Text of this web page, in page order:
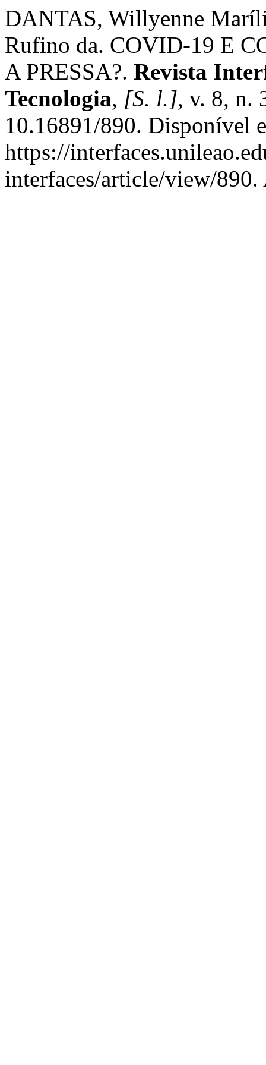
DANTAS, Willyenne
Rufino da. COVID-19 E
A PRESSA?. Revista
Tecnologia, [S. l.], v. 8, n.
10.16891/890. Disponível
https://
interfaces/article/view/890.